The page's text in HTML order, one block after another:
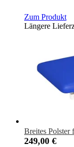
Zum Produkt
Längere
Breites Polster
249,00 €